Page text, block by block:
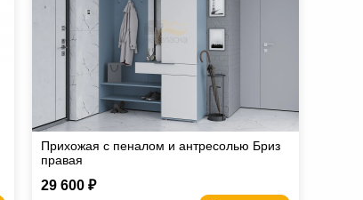
Прихожая с пеналом и антресолью Бриз
правая
29 600 ₽